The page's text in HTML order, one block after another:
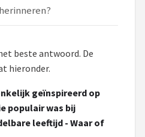
beste antwoord. De
hieronder.
geïnspireerd op
populair was bij
leeftijd - Waar of